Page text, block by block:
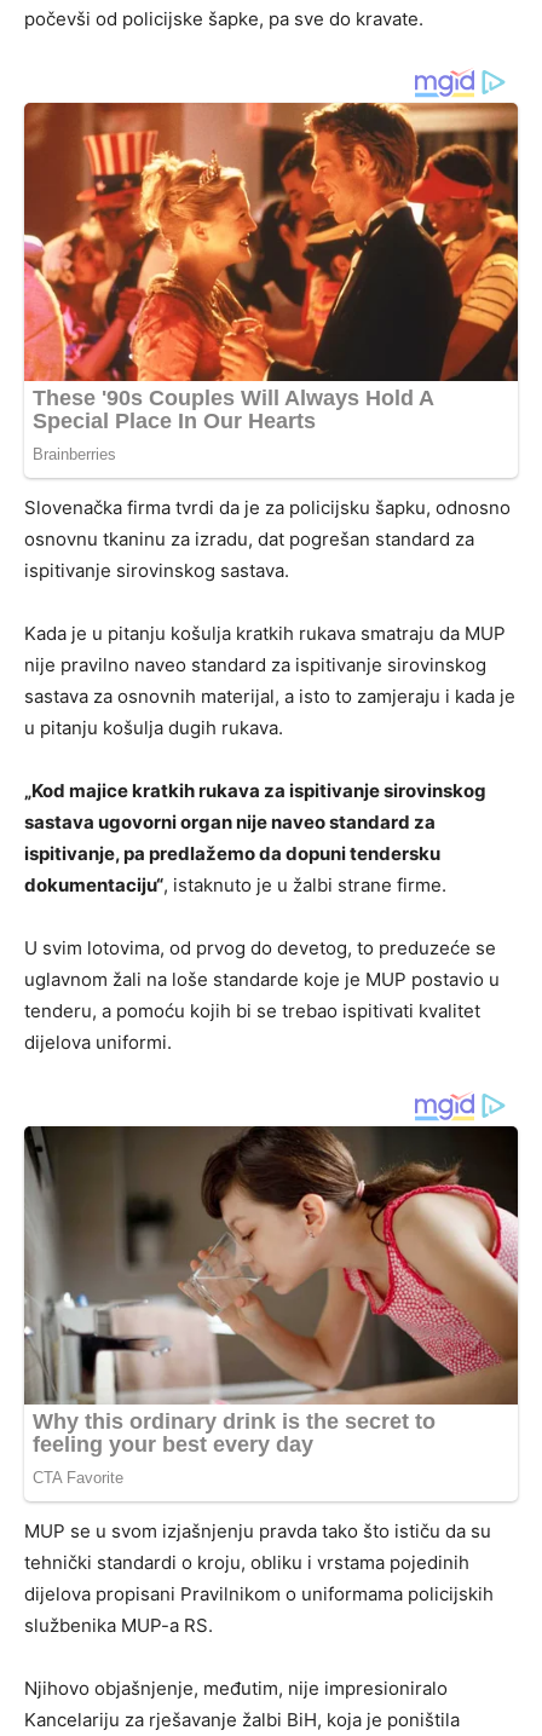
počevši od policijske šapke, pa sve do kravate.
Slovenačka firma tvrdi da je za policijsku šapku, odnosno
osnovnu tkaninu za izradu, dat pogrešan standard za
ispitivanje sirovinskog sastava.
Kada je u pitanju košulja kratkih rukava smatraju da MUP
nije pravilno naveo standard za ispitivanje sirovinskog
sastava za osnovnih materijal, a isto to zamjeraju i kada je
u pitanju košulja dugih rukava.
„Kod majice kratkih rukava za ispitivanje sirovinskog
sastava ugovorni organ nije naveo standard za
ispitivanje, pa predlažemo da dopuni tendersku
dokumentaciju“, istaknuto je u žalbi strane firme.
U svim lotovima, od prvog do devetog, to preduzeće se
uglavnom žali na loše standarde koje je MUP postavio u
tenderu, a pomoću kojih bi se trebao ispitivati kvalitet
dijelova uniformi.
MUP se u svom izjašnjenju pravda tako što ističu da su
tehnički standardi o kroju, obliku i vrstama pojedinih
dijelova propisani Pravilnikom o uniformama policijskih
službenika MUP-a RS.
Njihovo objašnjenje, međutim, nije impresioniralo
Kancelariju za rješavanje žalbi BiH, koja je poništila